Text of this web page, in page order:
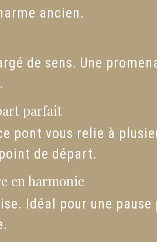
ancien.
de sens. Une
parfait
pont vous relie à
de départ.
en harmonie
Idéal pour une